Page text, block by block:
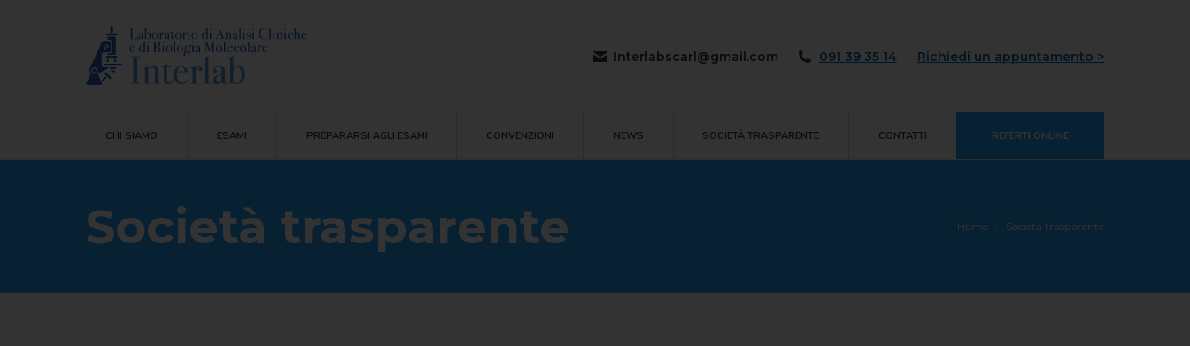
Interlabscarl@gmail.com 091 39 35 14 Richiedi un appuntamento >
CHI SIAMO ESAMI PREPARARSI AGLI ESAMI CONVENZIONI NEWS SOCIETÀ TRASPARENTE CONTATTI REFERTI ONLINE
Società trasparente
You are here: Home Società trasparente